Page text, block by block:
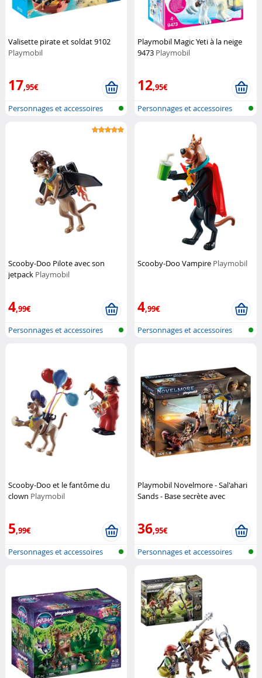
Valisette pirate et soldat 9102
Playmobil
17,95€
Personnages et accessoires
Playmobil Magic Yeti à la neige
9473 Playmobil
12,95€
Personnages et accessoires
Scooby-Doo Pilote avec son
jetpack Playmobil
4,99€
Personnages et accessoires
Scooby-Doo Vampire Playmobil
4,99€
Personnages et accessoires
Scooby-Doo et le fantôme du
clown Playmobil
5,99€
Personnages et accessoires
Playmobil Novelmore - Sal'ahari
Sands - Base secrète avec
36,95€
Personnages et accessoires